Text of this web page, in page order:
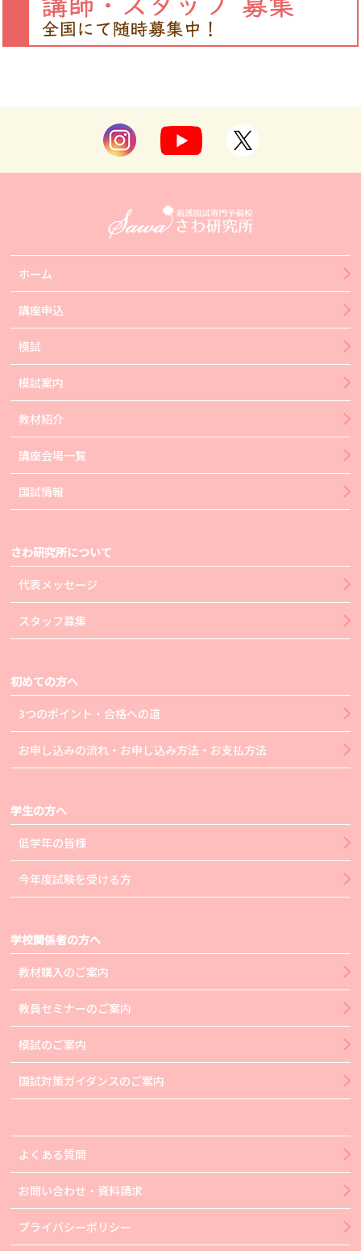
ホーム
講座申込
模試
模試案内
教材紹介
講座会場一覧
国試情報
さわ研究所について
代表メッセージ
スタッフ募集
初めての方へ
3つのポイント・合格への道
お申し込みの流れ・お申し込み方法・お支払方法
学生の方へ
低学年の皆様
今年度試験を受ける方
学校関係者の方へ
教材購入のご案内
教員セミナーのご案内
模試のご案内
国試対策ガイダンスのご案内
よくある質問
お問い合わせ・資料請求
プライバシーポリシー